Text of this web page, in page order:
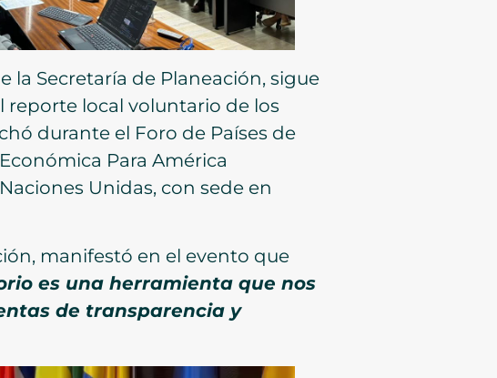
la Secretaría de Planeación, sigue
reporte local voluntario de los
durante el Foro de Países de
Para América
Unidas, con sede en
manifestó en el evento que
es una herramienta que nos
de transparencia y